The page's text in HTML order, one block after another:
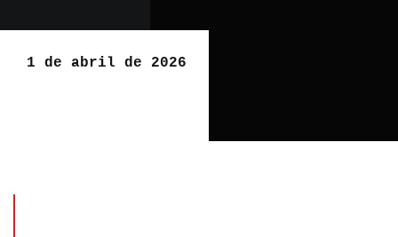
1 de abril de 2026